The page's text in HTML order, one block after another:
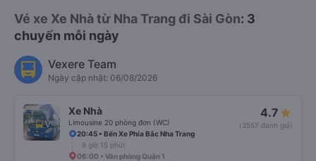
Vé xe Xe Nhà từ Nha Trang đi Sài Gòn: 3
chuyến mỗi ngày
Vexere Team
Ngày cập nhật: 06/08/2026
Xe Nhà
Limousine 20 phòng đơn (WC)
4.7
(3557 đánh giá)
20:45 • Bến Xe Phía Bắc Nha Trang
9 giờ 15 phút
06:00 • Văn phòng Quận 1